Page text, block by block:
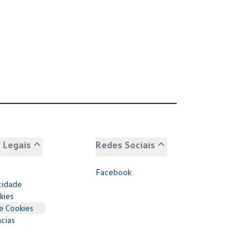
Cookies
Redes Sociais
Facebook